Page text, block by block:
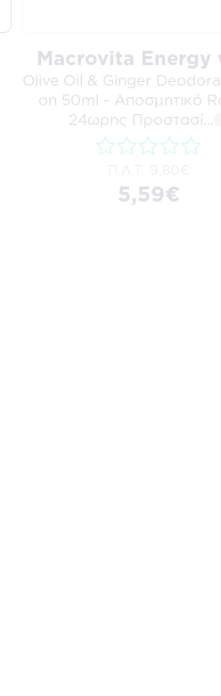
Macrovita Energy
Olive Oil & Ginger
on 50ml - Αποσμητικό
24ωρης Προστασί
5,59€